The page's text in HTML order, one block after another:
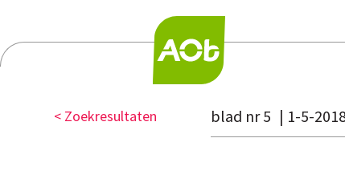
< Zoekresultaten blad nr 5 1-5-